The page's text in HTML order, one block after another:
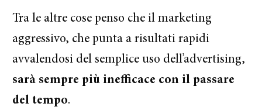
Tra le altre cose penso che il marketing
aggressivo, che punta a risultati rapidi
avvalendosi del semplice uso dell’advertising,
sarà sempre più inefficace con il passare
del tempo.